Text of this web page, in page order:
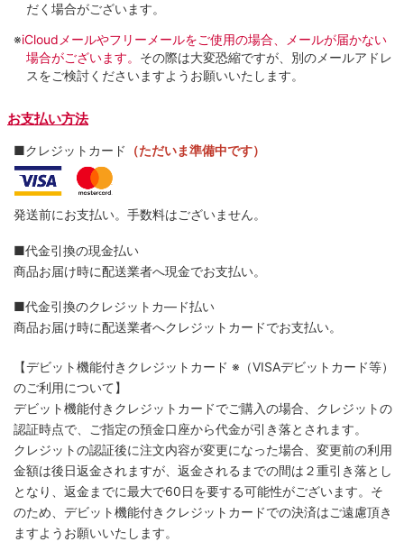
だく場合がございます。
※iCloudメールやフリーメールをご使用の場合、メールが届かない
場合がございます。 その際は大変恐縮ですが、別のメールアドレ
スをご検討くださいますようお願いいたします。
お支払い方法
■クレジットカード （ただいま準備中です）
発送前にお支払い。手数料はございません。
■代金引換の現金払い
商品お届け時に配送業者へ現金でお支払い。
■代金引換のクレジットカ―ド払い
商品お届け時に配送業者へクレジットカードでお支払い。
【デビット機能付きクレジットカード ※（VISAデビットカード等）
のご利用について】
デビット機能付きクレジットカードでご購入の場合、クレジットの
認証時点で、ご指定の預金口座から代金が引き落とされます。
クレジットの認証後に注文内容が変更になった場合、変更前の利用
金額は後日返金されますが、返金されるまでの間は２重引き落とし
となり、返金までに最大で60日を要する可能性がございます。そ
のため、デビット機能付きクレジットカードでの決済はご遠慮頂き
ますようお願いいたします。